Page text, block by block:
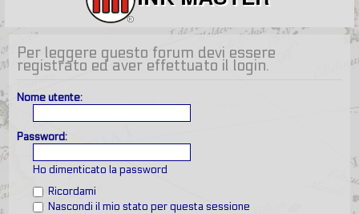
Per leggere questo forum devi essere
registrato ed aver effettuato il login.
Nome utente:
Password:
Ho dimenticato la password
Ricordami
Nascondi il mio stato per questa sessione